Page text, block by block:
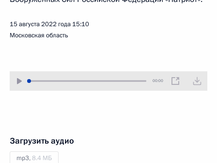
15 августа 2022 года 15:10
Московская область
00:00
Загрузить аудио
mp3,8.4 МБ